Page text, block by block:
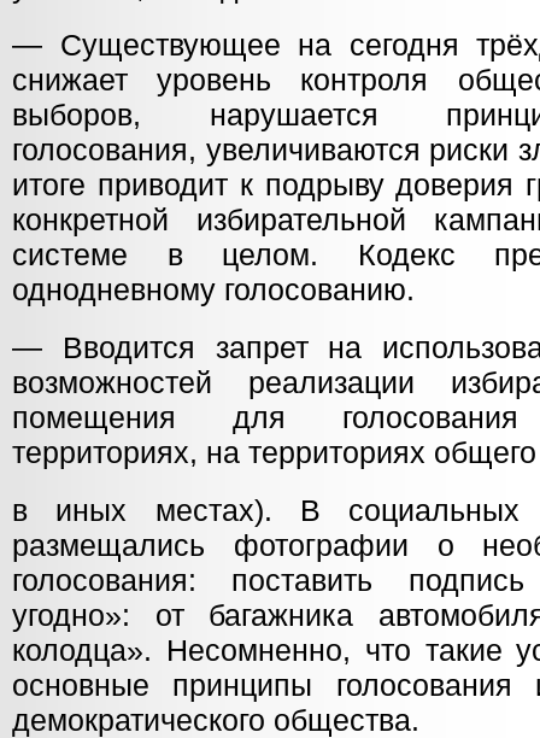
— Существующее на сегодня
снижает уровень контроля
выборов, нарушается
голосования, увеличиваются риски
итоге приводит к подрыву доверия
конкретной избирательной
системе в целом. Кодекс
однодневному голосованию.
— Вводится запрет на
возможностей реализации
помещения для
территориях, на территориях
в иных местах). В социальных
размещались фотографии о
голосования: поставить
угодно»: от багажника
колодца». Несомненно, что такие
основные принципы
демократического общества.